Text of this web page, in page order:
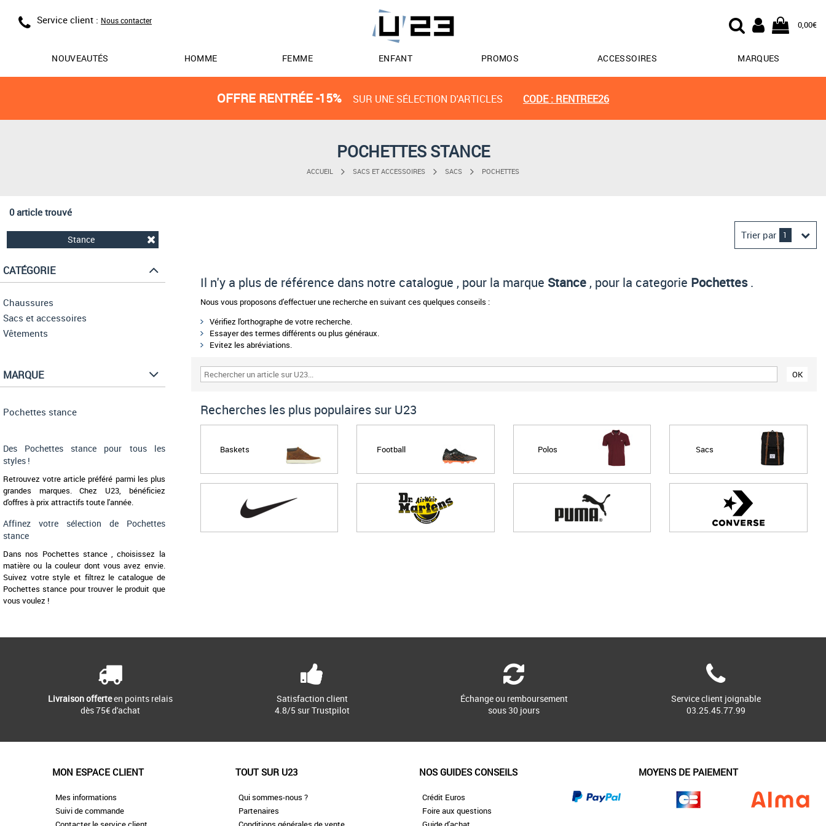
Service client : Nous contacter 0,00€
NOUVEAUTÉS HOMME FEMME ENFANT PROMOS ACCESSOIRES MARQUES
OFFRE RENTRÉE -15% SUR UNE SÉLECTION D'ARTICLES CODE : RENTREE26
POCHETTES STANCE
ACCUEIL SACS ET ACCESSOIRES SACS POCHETTES
0 article trouvé
Stance
CATÉGORIE
Chaussures
Sacs et accessoires
Vêtements
MARQUE
Pochettes stance
Des Pochettes stance pour tous les
styles !
Retrouvez votre article préféré parmi les plus
grandes marques. Chez U23, bénéficiez
d'offres à prix attractifs toute l'année.
Affinez votre sélection de Pochettes
stance
Dans nos Pochettes stance , choisissez la
matière ou la couleur dont vous avez envie.
Suivez votre style et filtrez le catalogue de
Pochettes stance pour trouver le produit que
vous voulez !
Trier par 1
Prix croissant
Il n'y a plus de référence dans notre catalogue , pour la marque Stance, pour la categorie Pochettes.
Nous vous proposons d'effectuer une recherche en suivant ces quelques conseils :
Vérifiez l'orthographe de votre recherche.
Essayer des termes différents ou plus généraux.
Evitez les abréviations.
Recherches les plus populaires sur U23
Baskets Football Polos Sacs
Livraison offerteen points relais
dès 75€ d'achat
Satisfaction client
4.8/5 sur Trustpilot
Échange ou remboursement
sous 30 jours
Service client joignable
03.25.45.77.99
MON ESPACE CLIENT
Mes informations
Suivi de commande
TOUT SUR U23
Qui sommes-nous ?
Partenaires
NOS GUIDES CONSEILS
Crédit Euros
Foire aux questions
MOYENS DE PAIEMENT